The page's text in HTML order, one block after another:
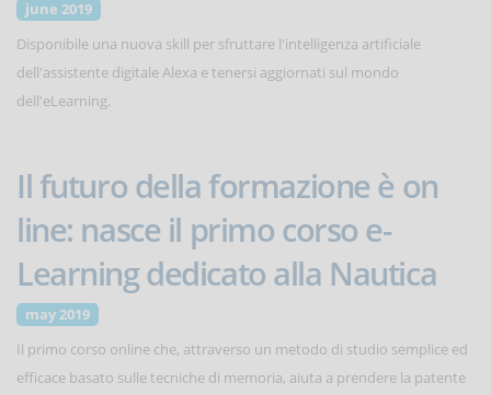
june 2019
Disponibile una nuova skill per sfruttare l'intelligenza artificiale
dell'assistente digitale Alexa e tenersi aggiornati sul mondo
dell'eLearning.
Il futuro della formazione è on
line: nasce il primo corso e-
Learning dedicato alla Nautica
may 2019
Il primo corso online che, attraverso un metodo di studio semplice ed
efficace basato sulle tecniche di memoria, aiuta a prendere la patente